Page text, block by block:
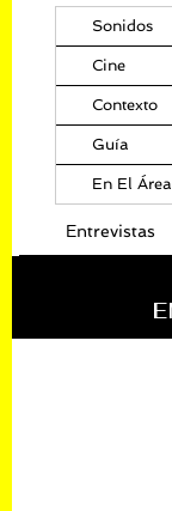
Sonidos
Cine
Contexto
Guía
En El Área
Entrevistas